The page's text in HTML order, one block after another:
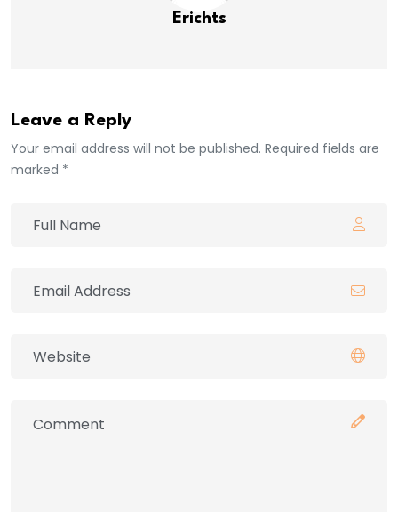
Erichts
Leave a Reply
Your email address will not be published. Required fields are
marked *